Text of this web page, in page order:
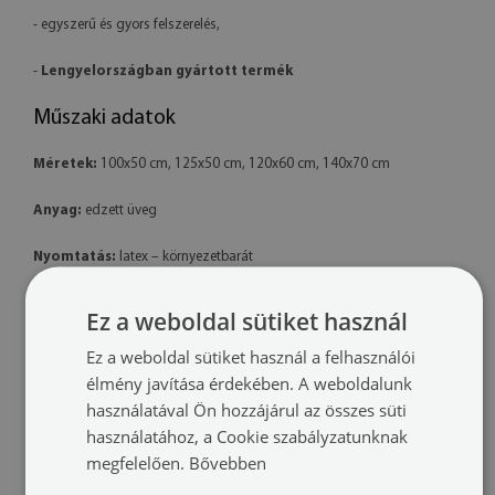
- egyszerű és gyors felszerelés,
- Lengyelországban gyártott termék
Műszaki adatok
Méretek: 100x50 cm, 125x50 cm, 120x60 cm, 140x70 cm
Anyag: edzett üveg
Nyomtatás: latex – környezetbarát
Felszerelés:
a termék készen áll a felszerelésre. A csomag tartalmaz
professzionális polimer ragasztót is.
További információk:
- A késztermék színei kissé eltérhetnek a látványtervtől a
Ez a weboldal sütiket használ
Ez a weboldal sütiket használ a felhasználói
élmény javítása érdekében. A weboldalunk
használatával Ön hozzájárul az összes süti
használatához, a Cookie szabályzatunknak
megfelelően. Bővebben